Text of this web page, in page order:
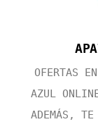
OFERTAS
AZUL
ADEMÁS, TE